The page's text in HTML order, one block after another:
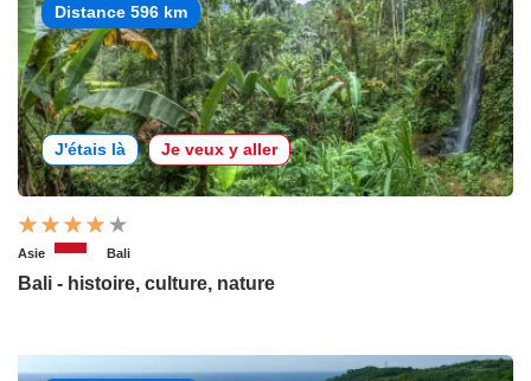
Distance 596 km
J'étais là Je veux y aller
Asie Bali
Bali - histoire, culture, nature